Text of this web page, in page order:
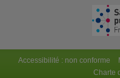
Accessibilité : non conforme
Charte